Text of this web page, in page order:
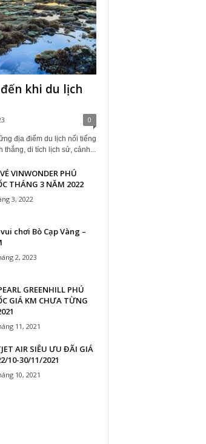
khi du lịch
0
địa điểm du lịch nổi tiếng
thắng, di tích lịch sử, cảnh...
VINWONDER PHÚ
THÁNG 3 NĂM 2022
3, 2022
chơi Bò Cạp Vàng –
2, 2023
GREENHILL PHÚ
GIÁ KM CHƯA TỪNG
11, 2021
AIR SIÊU ƯU ĐÃI GIÁ
10-30/11/2021
10, 2021